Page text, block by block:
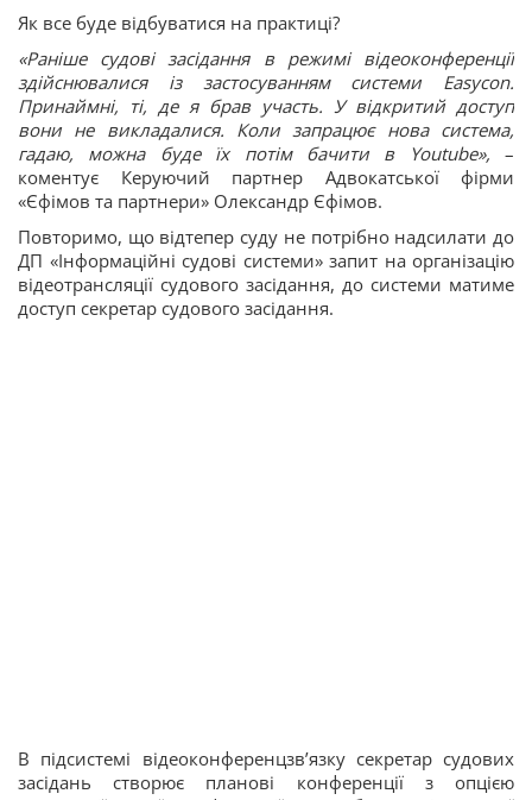
Як все буде відбуватися на практиці?
«Раніше судові засідання в режимі відеоконференції
здійснювалися із застосуванням системи Easycon.
Принаймні, ті, де я брав участь. У відкритий доступ
вони не викладалися. Коли запрацює нова система,
гадаю, можна буде їх потім бачити в Youtube», –
коментує Керуючий партнер Адвокатської фірми
«Єфімов та партнери» Олександр Єфімов.
Повторимо, що відтепер суду не потрібно надсилати до
ДП «Інформаційні судові системи» запит на організацію
відеотрансляції судового засідання, до системи матиме
доступ секретар судового засідання.
В підсистемі відеоконференцзв’язку секретар судових
засідань створює планові конференції з опцією